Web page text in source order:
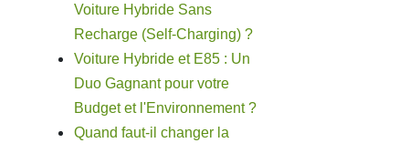
Voiture Hybride Sans
Recharge (Self-Charging) ?
Voiture Hybride et E85 : Un
Duo Gagnant pour votre
Budget et l'Environnement ?
Quand faut-il changer la